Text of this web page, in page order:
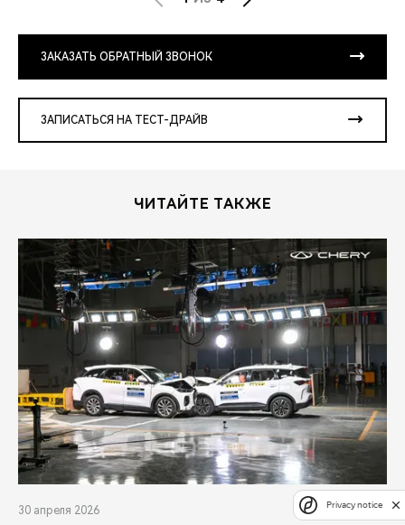
ЗАКАЗАТЬ ОБРАТНЫЙ ЗВОНОК
ЗАПИСАТЬСЯ НА ТЕСТ-ДРАЙВ
ЧИТАЙТЕ ТАКЖЕ
30 апреля 2026 Privacy notice